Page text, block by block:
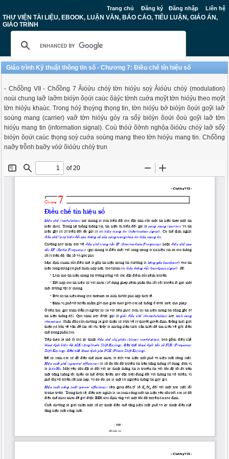
Trang chủ Đăng ký Đăng nhập Liên hệ
THƯ VIỆN TÀI LIỆU, EBOOK, LUẬN VĂN, BÁO CÁO, TIỂU LUẬN, GIÁO ÁN,
GIÁO TRÌNH
Giáo trình Kỹ thuật thông tin số - Chương 7: Điều chế tín hiệu số
- Chổồng VII - Chổồng 7 Âióửu chóỳ tờn hióỷu sọỳ Âióửu chóỳ (modulation)
noùi chung laỡ laỡm bióỳn õọứi caùc õàỷc tờnh cuớa mọỹt tờn hióỷu theo mọỹt
tờn hióỷu khaùc. Trong hóỷ thọỳng thọng tin, tờn hióỷu bở bióỳn õọứi goỹi laỡ
soùng mang (carrier) vaỡ tờn hióỷu gỏy ra sổỷ bióỳn õọứi õoù goỹi laỡ tờn
hióỷu mang tin (information signal). Coù thóứ õởnh nghộa õióửu chóỳ laỡ sổỷ
bióỳn õọứi caùc thọng sọỳ cuớa soùng mang theo tờn hióỷu mang tin. Chổồng
naỡy trỗnh baỡy vóử õióửu chóỳ trun